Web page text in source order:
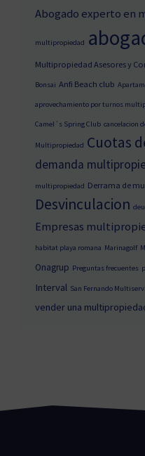
Abogado experto en
multipropiedad
Multipropiedad Asesores y
Bonsai Anfi Beach club
aprovechamiento por turnos
Camel´s Spring Club cancelacion
Multipropiedad Cuotas
demanda
multipropiedad Derrama de
Desvinculacion
Empresas
habitat playa romana Marinagolf
Onagrup Preguntas frecuentes
Interval San Fernando
vender una